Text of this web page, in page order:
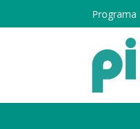
Programa